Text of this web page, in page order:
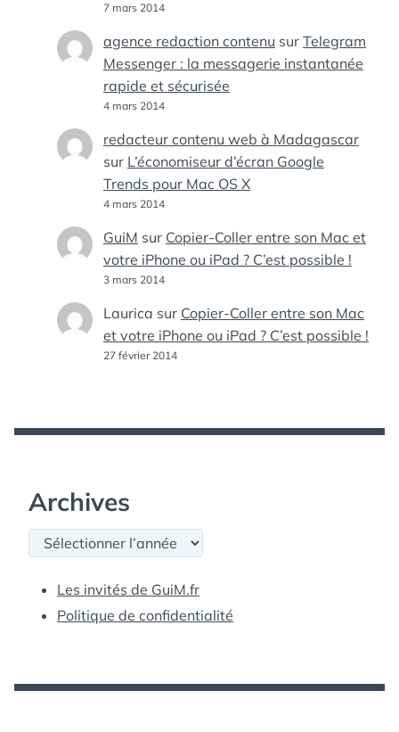
7 mars 2014
agence redaction contenu sur Telegram
Messenger : la messagerie instantanée
rapide et sécurisée
4 mars 2014
redacteur contenu web à Madagascar
sur L’économiseur d’écran Google
Trends pour Mac OS X
4 mars 2014
GuiM sur Copier-Coller entre son Mac et
votre iPhone ou iPad ? C’est possible !
3 mars 2014
Laurica sur Copier-Coller entre son Mac
et votre iPhone ou iPad ? C’est possible !
27 février 2014
Archives
Archives
Les invités de GuiM.fr
Politique de confidentialité